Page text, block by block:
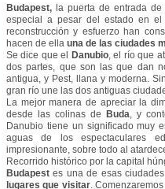
Budapest, la puerta de entrada
especial a pesar del estado en
reconstrucción y esfuerzo han
hacen de ella una de las ciudades
Se dice que el
Danubio, el río que
dos partes, que son las que dan
antigua, y Pest, llana y moderna.
gran río une las dos antiguas
La mejor manera de apreciar la
desde las colinas de
Buda, y
Danubio tiene un significado muy
aguas de los espectaculares
impresionante, sobre todo al
Recorrido histórico por la capital
Budapest es una de esas
lugares que visitar.